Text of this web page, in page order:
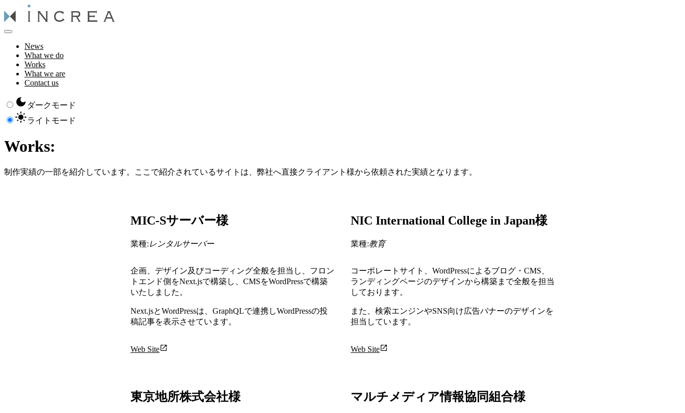
News
What we do
Works
What we are
Contact us
ダークモード
ライトモード
Works:
制作実績の一部を紹介しています。ここで紹介されているサイトは、弊社へ直接クライアント様から依頼された実績となります。
MIC-Sサーバー様
業種:レンタルサーバー
企画、デザイン及びコーディング全般を担当し、フロン
トエンド側をNext.jsで構築し、CMSをWordPressで構築
いたしました。
Next.jsとWordPressは、GraphQLで連携しWordPressの投
稿記事を表示させています。
Web Site
NIC International College in Japan様
業種:教育
コーポレートサイト、WordPressによるブログ・CMS、
ランディングページのデザインから構築まで全般を担当
しております。
また、検索エンジンやSNS向け広告バナーのデザインを
担当しています。
Web Site
東京地所株式会社様 マルチメディア情報協同組合様